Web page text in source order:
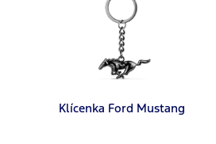
Klícenka Ford Mustang